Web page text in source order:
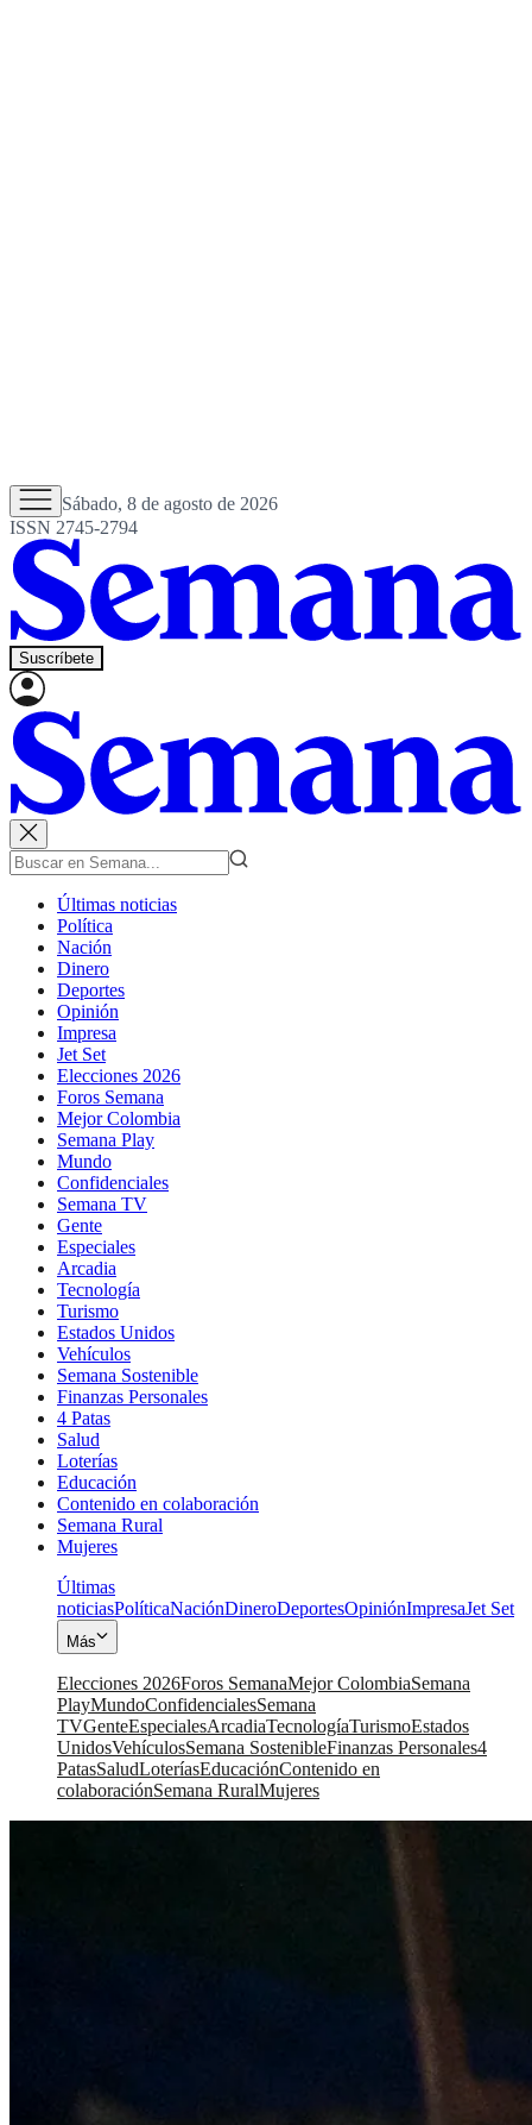
Sábado, 8 de agosto de 2026
ISSN 2745-2794
Suscríbete
Últimas noticias
Política
Nación
Dinero
Deportes
Opinión
Impresa
Jet Set
Elecciones 2026
Foros Semana
Mejor Colombia
Semana Play
Mundo
Confidenciales
Semana TV
Gente
Especiales
Arcadia
Tecnología
Turismo
Estados Unidos
Vehículos
Semana Sostenible
Finanzas Personales
4 Patas
Salud
Loterías
Educación
Contenido en colaboración
Semana Rural
Mujeres
Últimas
noticiasPolíticaNaciónDineroDeportesOpiniónImpresaJet Set
Más
Elecciones 2026Foros SemanaMejor ColombiaSemana
PlayMundoConfidencialesSemana
TVGenteEspecialesArcadiaTecnologíaTurismoEstados
UnidosVehículosSemana SostenibleFinanzas Personales4
PatasSaludLoteríasEducaciónContenido en
colaboraciónSemana RuralMujeres